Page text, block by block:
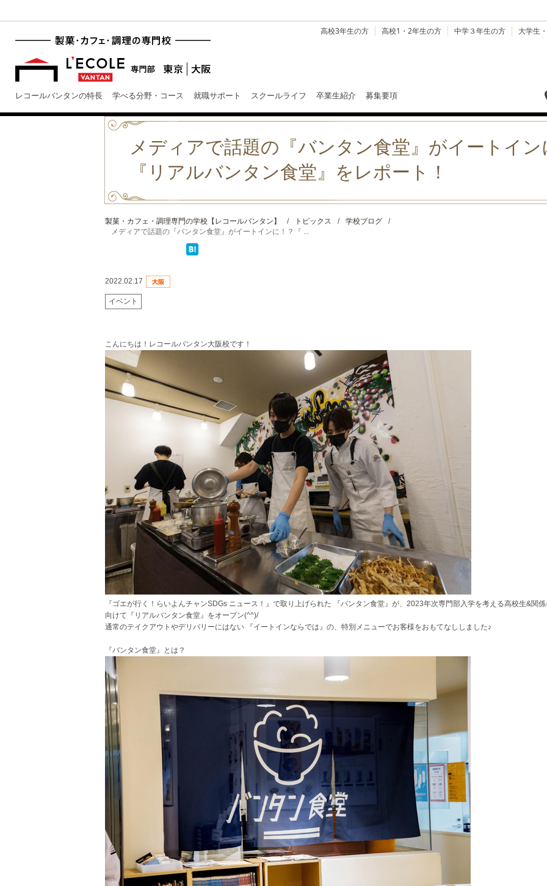
高校3年生の方 高校1・2年生の方 中学３年生の方 大学生
レコールバンタンの特長 学べる分野・コース 就職サポート スクールライフ 卒業生紹介 募集要項
メディアで話題の『バンタン食堂』がイートイン
『リアルバンタン食堂』をレポート！
製菓・カフェ・調理専門の学校【レコールバンタン】 / トピックス / 学校ブログ
/
メディアで話題の『バンタン食堂』がイートインに！？『 ...
2022.02.17
イベント
こんにちは！レコールバンタン大阪校です！
『ゴエが行く！らいよんチャンSDGs ニュース！』で取り上げられた 『バンタン食堂』が、2023年次専門部入学を考える高校生&関
向けて『リアルバンタン食堂』をオープン(^^)/
通常のテイクアウトやデリバリーにはない 『イートインならでは』の、特別メニューでお客様をおもてなししました♪
『バンタン食堂』とは？